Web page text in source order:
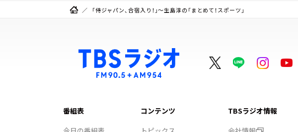
「侍ジャパン、合宿入り！」～生島淳の「まとめて！スポーツ」
番組表
コンテンツ
TBSラジオ情報